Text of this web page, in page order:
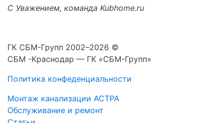
С Уважением, команда Kubhome.ru
ГК СБМ-Групп 2002–2026 ©
СБМ -Краснодар — ГК «СБМ-Групп»
Политика конфеденциальности
Монтаж канализации АСТРА
Обслуживание и ремонт